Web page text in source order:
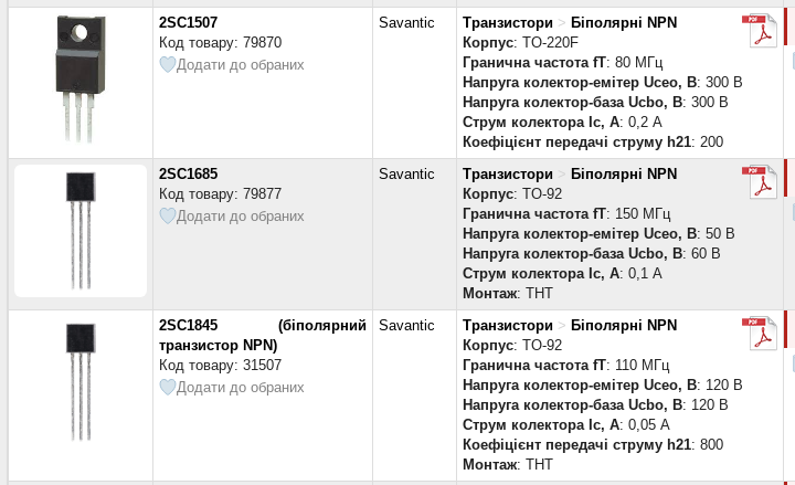
2SC1507
Код товару: 79870
Додати до обраних
Savantic Транзистори > Біполярні NPN
Корпус: TO-220F
Гранична частота fT: 80 МГц
Напруга колектор-емітер Uceo, В: 300 В
Напруга колектор-база Ucbo, В: 300 В
Струм колектора Ic, А: 0,2 А
Коефіцієнт передачі струму h21: 200
2SC1685
Код товару: 79877
Додати до обраних
Savantic Транзистори > Біполярні NPN
Корпус: TO-92
Гранична частота fT: 150 МГц
Напруга колектор-емітер Uceo, В: 50 В
Напруга колектор-база Ucbo, В: 60 В
Струм колектора Ic, А: 0,1 А
Монтаж: THT
2SC1845 (біполярний
транзистор NPN)
Код товару: 31507
Додати до обраних
Savantic Транзистори > Біполярні NPN
Корпус: TO-92
Гранична частота fT: 110 МГц
Напруга колектор-емітер Uceo, В: 120 В
Напруга колектор-база Ucbo, В: 120 В
Струм колектора Ic, А: 0,05 А
Коефіцієнт передачі струму h21: 800
Монтаж: THT